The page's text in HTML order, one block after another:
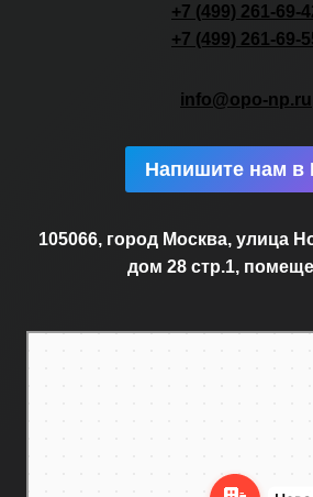
+7 (499) 261-69-
+7 (499) 261-69-
info@opo-np.ru
Напишите нам в
105066, город Москва, улица
дом 28 стр.1,